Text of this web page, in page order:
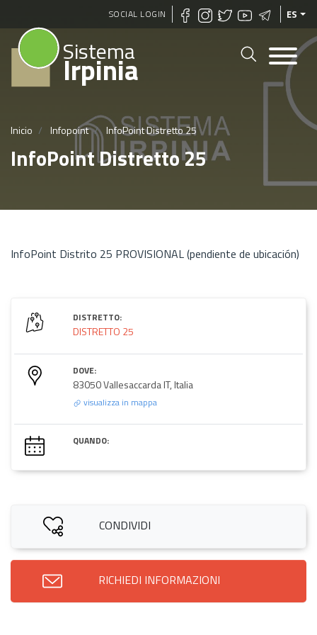
Pasar
al
SOCIAL LOGIN ES
Sistema
Irpinia
Inicio Infopoint InfoPoint Distretto 25
InfoPoint Distretto 25
InfoPoint Distrito 25 PROVISIONAL (pendiente de ubicación)
DISTRETTO:
DISTRETTO 25
DOVE:
83050 Vallesaccarda IT, Italia
visualizza in mappa
QUANDO:
CONDIVIDI
RICHIEDI INFORMAZIONI